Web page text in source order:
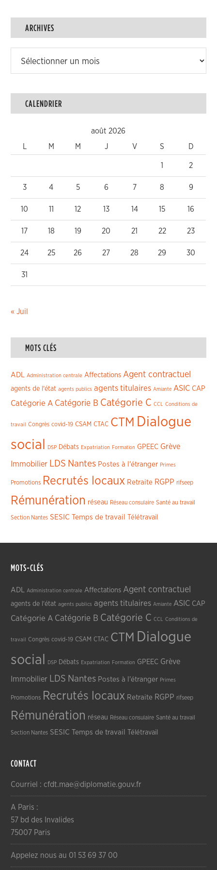
ARCHIVES
CALENDRIER
août 2026
M M J V S D
1 2
3 4 5 6 7 8 9
10 11 12 13 14 15 16
17 18 19 20 21 22 23
24 25 26 27 28 29 30
31
« Juil
MOTS CLÉS
ADL Administration centrale Affectations Agent contractuel
agents de l'état agents publics agents titulaires Amiante ASIC CAP
Catégorie A Catégorie B Catégorie C CCL Conditions de
travail Congrès covid-19 CSAM CTAC CTM Dialogue
social
DSP Débats Expatriation Formation GPEEC Grève
Immobilier LDS Nantes Postes à l'étranger Primes
Promotions Recrutés locaux Retraite RGPP rifseep
Rémunération réseau Réseau consulaire Santé au travail
Section Nantes SESIC Temps de travail Télétravail
MOTS-CLÉS
ADL Administration centrale Affectations Agent contractuel
agents de l'état agents publics agents titulaires Amiante ASIC CAP
Catégorie A Catégorie B Catégorie C CCL Conditions de
travail Congrès covid-19 CSAM CTAC CTM Dialogue
social
DSP Débats Expatriation Formation GPEEC Grève
Immobilier LDS Nantes Postes à l'étranger Primes
Promotions Recrutés locaux Retraite RGPP rifseep
Rémunération réseau Réseau consulaire Santé au travail
Section Nantes SESIC Temps de travail Télétravail
CONTACT
Courriel : cfdt.mae@diplomatie.gouv.fr
A Paris :
57 bd des Invalides
75007 Paris
Appelez nous au 01 53 69 37 00